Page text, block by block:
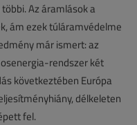
Az áramlások a
ám ezek túláramvédelme
már ismert: az
rendszer két
következtében Európa
délkeleten
fel.